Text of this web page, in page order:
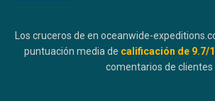
Los cruceros de en oceanwide-
puntuación media de calificación de 9.7/
comentarios de clientes